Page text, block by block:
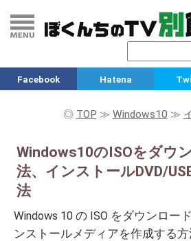
Facebook Hatena
◎ TOP ≫ Windows10 ≫
Windows10のISOをダウ
法、インストールDVD/
法
Windows 10 の ISO をダウンロー
ンストールメディアを作成する方